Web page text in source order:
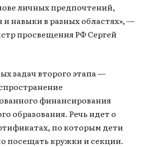
личных предпочтений,
и навыки в разных областях», —
просвещения РФ Сергей
задач второго этапа —
финансирования
образования. Речь идет о
по которым дети
посещать кружки и секции.